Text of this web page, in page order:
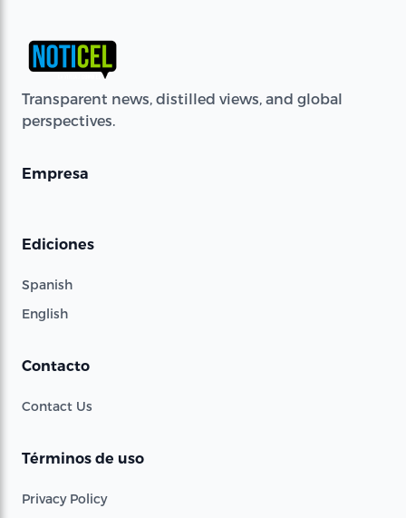
Transparent news, distilled views, and global
perspectives.
Empresa
Ediciones
Spanish
English
Contacto
Contact Us
Términos de uso
Privacy Policy